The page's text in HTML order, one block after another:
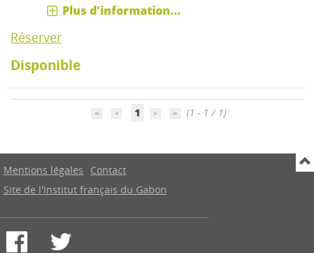
Plus d'information...
Réserver
Disponible
1 (1 - 1 / 1)
Mentions légales
Contact
Site de l'Institut français du Gabon